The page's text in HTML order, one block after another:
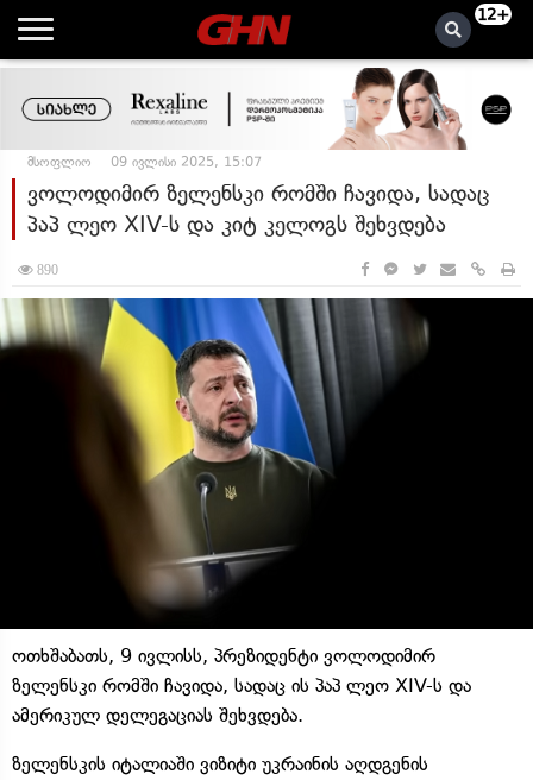
12+
მსოფლიო 09 ივლისი 2025, 15:07
ვოლოდიმირ ზელენსკი რომში ჩავიდა, სადაც
პაპ ლეო XIV-ს და კიტ კელოგს შეხვდება
890
ოთხშაბათს, 9 ივლისს, პრეზიდენტი ვოლოდიმირ
ზელენსკი რომში ჩავიდა, სადაც ის პაპ ლეო XIV-ს და
ამერიკულ დელეგაციას შეხვდება.
ზელენსკის იტალიაში ვიზიტი უკრაინის აღდგენის